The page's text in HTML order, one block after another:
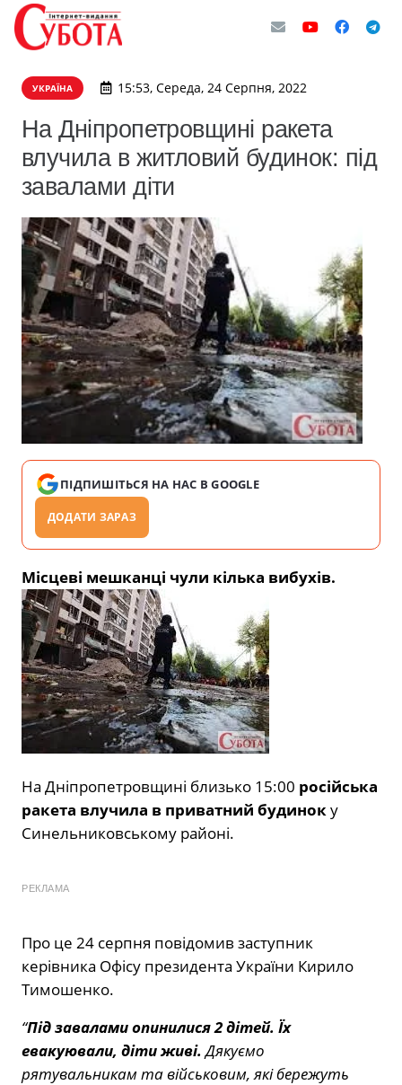
УКРАЇНА 15:53, Середа, 24 Серпня, 2022
На Дніпропетровщині ракета
влучила в житловий будинок: під
завалами діти
ПІДПИШІТЬСЯ НА НАС В GOOGLE
ДОДАТИ ЗАРАЗ
Місцеві мешканці чули кілька вибухів.
На Дніпропетровщині близько 15:00 російська
ракета влучила в приватний будинок у
Синельниковському районі.
РЕКЛАМА
Про це 24 серпня повідомив заступник
керівника Офісу президента України Кирило
Тимошенко.
“Під завалами опинилися 2 дітей. Їх
евакуювали, діти живі.Дякуємо
рятувальникам та військовим, які бережуть